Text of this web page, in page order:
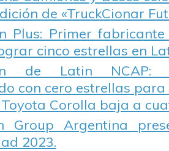
de «TruckCionar
Plus: Primer
cinco estrellas en
de Latin NCAP:
con cero estrellas para
Corolla baja a
Group Argentina
2023.